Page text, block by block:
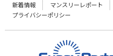
新着情報
マンスリーレポート
プライバシーポリシー